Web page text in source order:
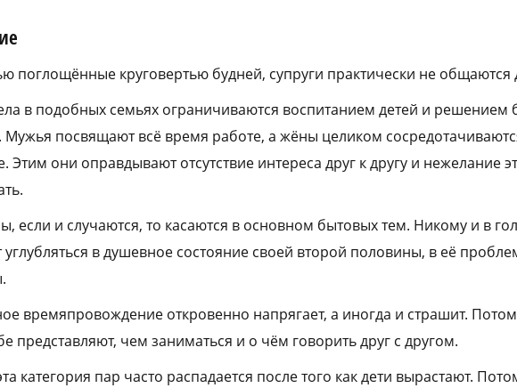
поглощённые круговертью будней, супруги практически не общаются
в подобных семьях ограничиваются воспитанием детей и решением
посвящают всё время работе, а жёны целиком
Этим они оправдывают отсутствие интереса друг к другу и нежелание
если и случаются, то касаются в основном бытовых тем. Никому и в
углубляться в душевное состояние своей второй половины, в её
времяпровождение откровенно напрягает, а иногда и страшит.
представляют, чем заниматься и о чём говорить друг с другом.
категория пар часто распадается после того как дети вырастают.